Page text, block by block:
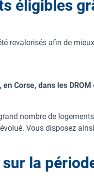
éligibles
revalorisés afin de
Corse, dans les
nombre de
Vous disposez
la